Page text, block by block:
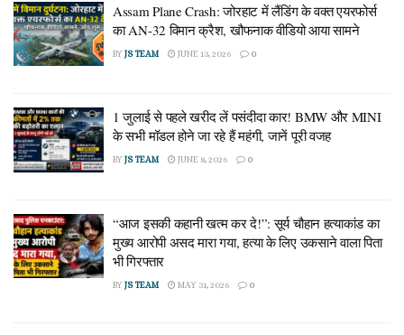
Assam Plane Crash: जोरहाट में लैंडिंग के वक्त एयरफोर्स
का AN-32 विमान क्रैश, खौफनाक वीडियो आया सामने
BYJS TEAM JUNE 13, 2026 0
1 जुलाई से पहले खरीद लें पसंदीदा कार! BMW और MINI
के सभी मॉडल होने जा रहे हैं महंगी, जानें पूरी वजह
BYJS TEAM JUNE 8, 2026 0
“आज इसकी कहानी खत्म कर दे!”: सूर्य चौहान हत्याकांड का
मुख्य आरोपी असद मारा गया, हत्या के लिए उकसाने वाला पिता
भी गिरफ्तार
BYJS TEAM MAY 31, 2026 0